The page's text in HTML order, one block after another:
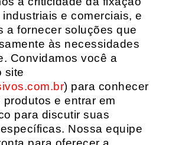
e comerciais, e
a fornecer soluções que
às necessidades
Convidamos você a
site
) para conhecer
e entrar em
para discutir suas
Nossa equipe